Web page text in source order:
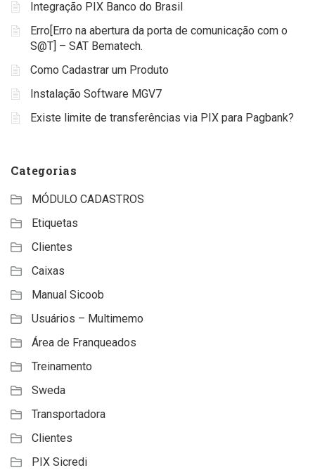
Integração PIX Banco do Brasil
Erro[Erro na abertura da porta de comunicação com o
S@T] – SAT Bematech.
Como Cadastrar um Produto
Instalação Software MGV7
Existe limite de transferências via PIX para Pagbank?
Categorias
MÓDULO CADASTROS
Etiquetas
Clientes
Caixas
Manual Sicoob
Usuários – Multimemo
Área de Franqueados
Treinamento
Sweda
Transportadora
Clientes
PIX Sicredi